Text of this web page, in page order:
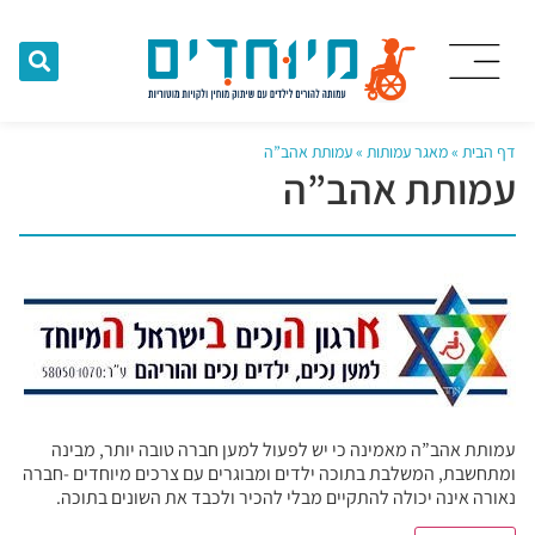
דף הבית »מאגר עמותות »עמותת אהב”ה
עמותת אהב”ה
עמותת אהב”ה מאמינה כי יש לפעול למען חברה טובה יותר, מבינה
ומתחשבת, המשלבת בתוכה ילדים ומבוגרים עם צרכים מיוחדים -חברה
נאורה אינה יכולה להתקיים מבלי להכיר ולכבד את השונים בתוכה.